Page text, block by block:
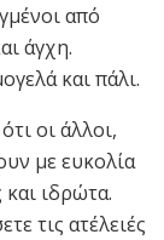
από
άγχη.
και πάλι.
οι άλλοι,
με ευκολία
ιδρώτα.
τις ατέλειές